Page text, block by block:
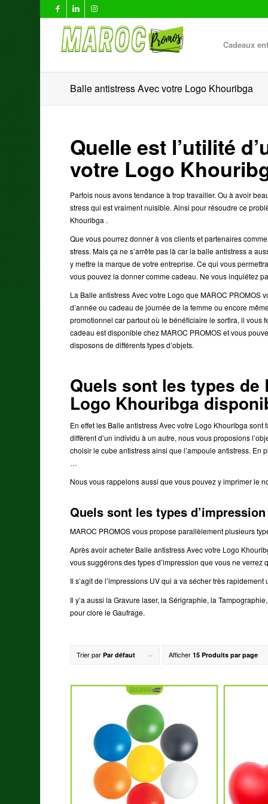
Cadeaux
Balle antistress Avec votre Logo Khouribga
Quelle est l’utilité
votre Logo
Parfois nous avons tendance à trop travailler. Ou à avoir
stress qui est vraiment nuisible. Ainsi pour résoudre ce
Khouribga .
Que vous pourrez donner à vos clients et partenaires
stress. Mais ça ne s’arrête pas là car la balle antistress a
y mettre la marque de votre entreprise. Ce qui vous
vous pouvez la donner comme cadeau. Ne vous inquiétez
La Balle antistress Avec votre Logo que MAROC
d’année ou cadeau de journée de la femme ou encore
promotionnel car partout où le bénéficiaire le sortira, il vous
cadeau est disponible chez MAROC PROMOS et vous
disposons de différents types d’objets.
Quels sont les types
Logo Khouribga
En effet les Balle antistress Avec votre Logo Khouribga
diffèrent d’un individu à un autre, nous vous proposions
choisir le cube antistress ainsi que l’ampoule antistress. En
…
Nous vous rappelons aussi que vous pouvez y imprimer le
Quels sont les types
MAROC PROMOS vous propose parallèlement plusieurs
Après avoir acheter Balle antistress Avec votre Logo
vous suggérons des types d’impression que vous ne verrez
Il s’agit de l’impressions UV qui a va sécher très
Il y’a aussi la Gravure laser, la Sérigraphie, la
pour clore le Gaufrage.
Trier parPar défaut Afficher15 Produits par page